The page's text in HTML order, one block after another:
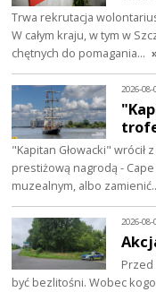
Trwa rekrutacja
W całym kraju, w tym w
chętnych do pomagania…
2026-
"Kapitan Głowacki" wrócił
prestiżową nagrodą -
muzealnym, albo
2026-
Przed
być bezlitośni. Wobec